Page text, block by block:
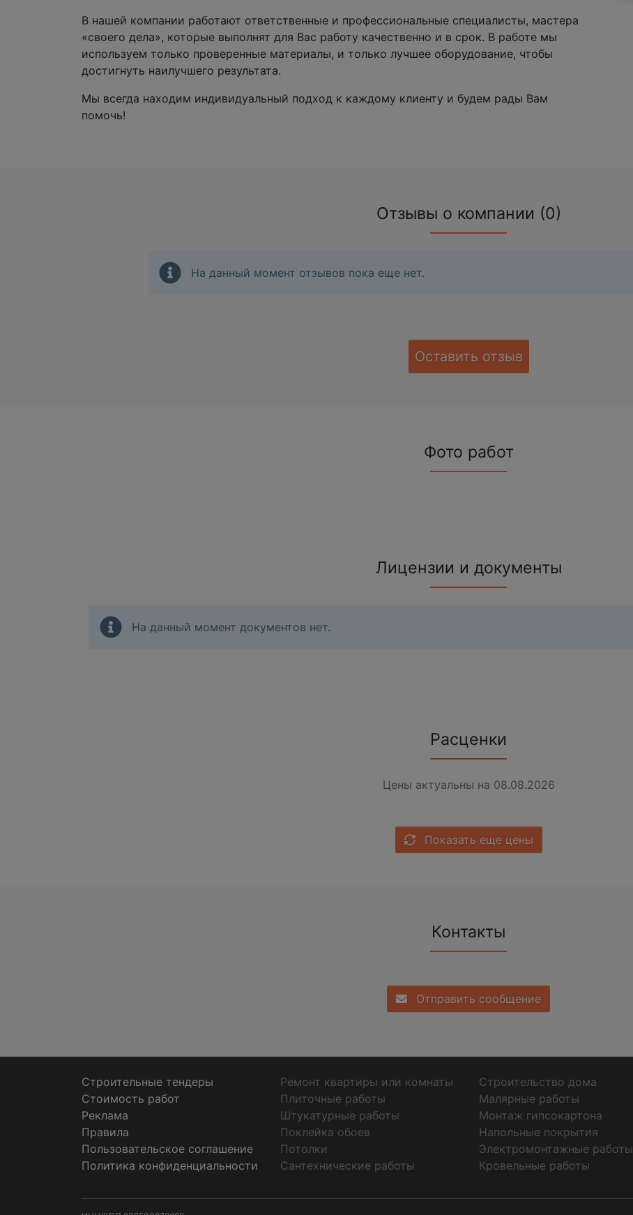
В нашей компании работают ответственные и профессиональные специалисты, мастера
«своего дела», которые выполнят для Вас работу качественно и в срок. В работе мы
используем только проверенные материалы, и только лучшее оборудование, чтобы
достигнуть наилучшего результата.
Мы всегда находим индивидуальный подход к каждому клиенту и будем рады Вам
помочь!
Отзывы о компании (0)
На данный момент отзывов пока еще нет.
Оставить отзыв
Фото работ
Лицензии и документы
На данный момент документов нет.
Расценки
Цены актуальны на 08.08.2026
Показать еще цены
Контакты
Отправить сообщение
Строительные тендеры
Стоимость работ
Реклама
Правила
Пользовательское соглашение
Политика конфиденциальности
Ремонт квартиры или комнаты
Строительство дома
Плиточные работы
Малярные работы
Штукатурные работы
Монтаж гипсокартона
Поклейка обоев
Напольные покрытия
Потолки
Электромонтажные работы
Сантехнические работы
Кровельные работы